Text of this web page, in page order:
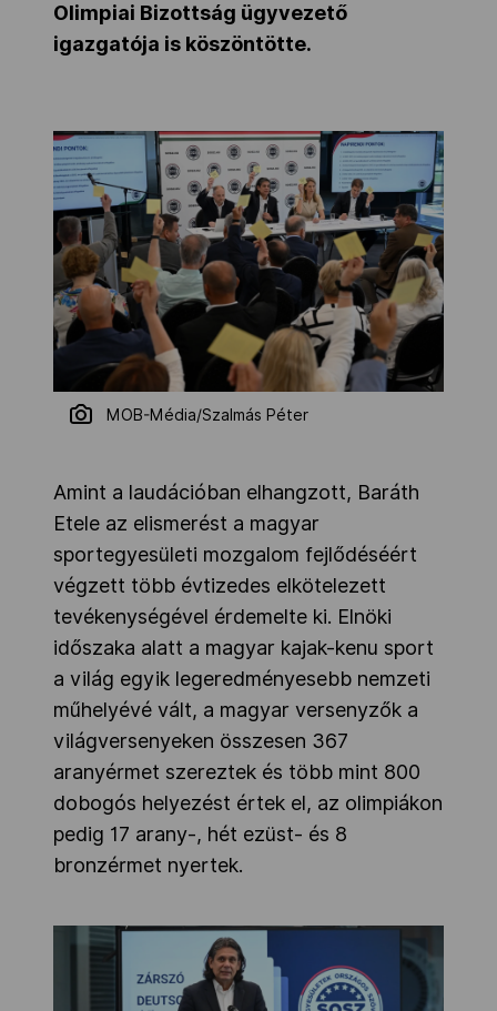
Olimpiai Bizottság ügyvezető
igazgatója is köszöntötte.
MOB-Média/Szalmás Péter
Amint a laudációban elhangzott, Baráth
Etele az elismerést a magyar
sportegyesületi mozgalom fejlődéséért
végzett több évtizedes elkötelezett
tevékenységével érdemelte ki. Elnöki
időszaka alatt a magyar kajak-kenu sport
a világ egyik legeredményesebb nemzeti
műhelyévé vált, a magyar versenyzők a
világversenyeken összesen 367
aranyérmet szereztek és több mint 800
dobogós helyezést értek el, az olimpiákon
pedig 17 arany-, hét ezüst- és 8
bronzérmet nyertek.